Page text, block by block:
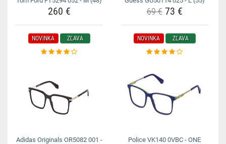
260 € 69 €73 €
NOVINKA ZĽAVA
Adidas Originals OR5082 001 -
NOVINKA ZĽAVA
Police VK140 0VBC - ONE